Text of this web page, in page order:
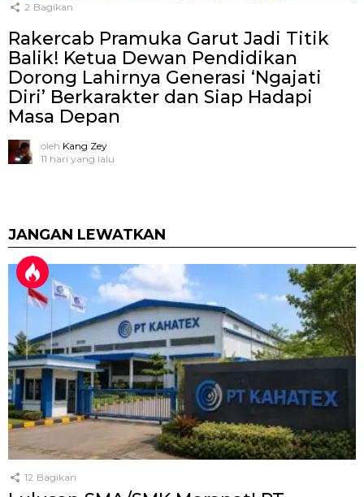
2 Bagikan
Rakercab Pramuka Garut Jadi Titik
Balik! Ketua Dewan Pendidikan
Dorong Lahirnya Generasi ‘Ngajati
Diri’ Berkarakter dan Siap Hadapi
Masa Depan
oleh Kang Zey
11 hari yang lalu
JANGAN LEWATKAN
12 Bagikan